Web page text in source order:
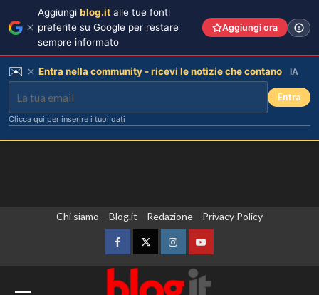
Chi siamo – Blog.it Redazione Privacy Policy
FacebookTwitterInstagramYouTube
Aggiungi blog.it alle tue fonti
preferite su Google per restare
sempre informato
Aggiungi ora
✉️ Entra nella community - ricevi le notizie che contano IA
Entra
Clicca qui per inserire i tuoi dati